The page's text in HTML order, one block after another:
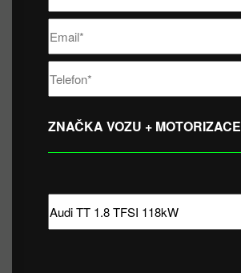
ZNAČKA VOZU + MOTORIZACE